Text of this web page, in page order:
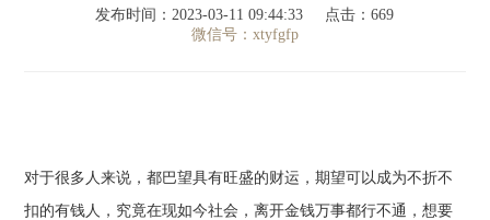
发布时间：2023-03-11 09:44:33
点击：669
微信号：xtyfgfp
对于很多人来说，都巴望具有旺盛的财运，期望可以成为不折不
扣的有钱人，究竟在现如今社会，离开金钱万事都行不通，想要